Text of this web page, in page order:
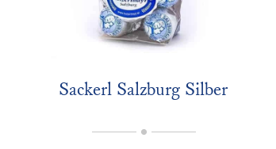
Sackerl Salzburg Silber